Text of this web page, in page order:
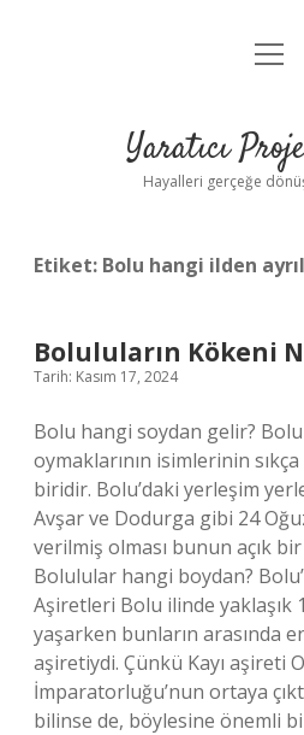
Anasayfa
Yasal
Yaratıcı
Hayalleri gerçeğe
Etiket: Bolu hangi ilden
Boluluların Kökeni
Tarih: Kasım 17, 2024
Bolu hangi soydan gelir?
oymaklarının isimlerinin sıkça
biridir. Bolu’daki yerleşim
Avşar ve Dodurga gibi 24
verilmiş olması bunun açık
Bolulular hangi boydan?
Aşiretleri Bolu ilinde yaklaşık
yaşarken bunların arasında
aşiretiydi. Çünkü Kayı aşireti
İmparatorluğu’nun ortaya
bilinse de, böylesine önemli